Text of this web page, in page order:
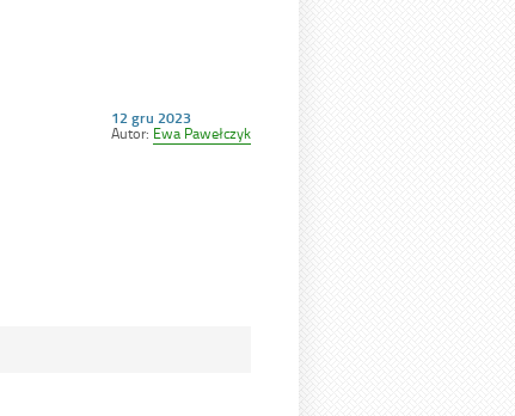
Opublikowano
w
12 gru 2023
Autor: Ewa Pawełczyk